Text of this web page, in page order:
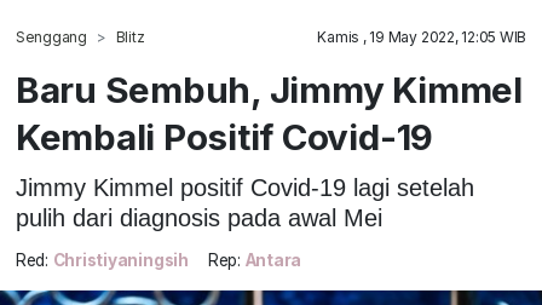
Senggang Blitz Kamis , 19 May 2022, 12:05 WIB
Baru Sembuh, Jimmy Kimmel
Kembali Positif Covid-19
Jimmy Kimmel positif Covid-19 lagi setelah
pulih dari diagnosis pada awal Mei
Red: Christiyaningsih Rep: Antara